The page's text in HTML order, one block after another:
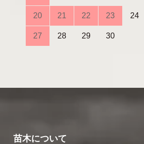
20 21 22 23 24
27 28 29 30
苗木について